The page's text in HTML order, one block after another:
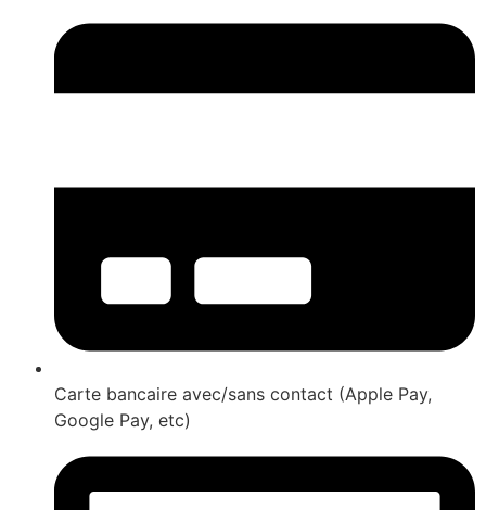
Carte bancaire avec/sans contact (Apple Pay,
Google Pay, etc)